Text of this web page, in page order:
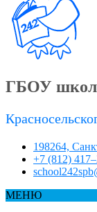
ГБОУ
198264,
+7 (812)
МЕНЮ